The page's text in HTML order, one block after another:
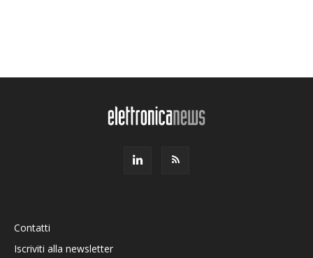
Contatti
Iscriviti alla newsletter